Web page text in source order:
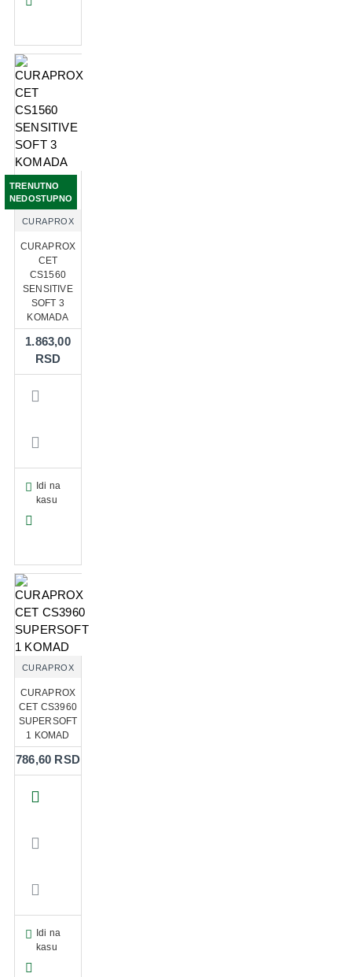
TRENUTNO
NEDOSTUPNO
CURAPROX
CURAPROX
CET
CS1560
SENSITIVE
SOFT 3
KOMADA
1.863,00
RSD
Idi na
kasu
CURAPROX
CURAPROX
CET CS3960
SUPERSOFT
1 KOMAD
786,60 RSD
Idi na
kasu